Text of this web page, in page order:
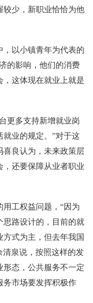
较少，新职业恰恰为他
，以小镇青年为代表的
的影响，他们的消费
这体现在就业上就是
更多支持新增就业岗
业的规定。”对于这
喜良认为，未来政策层
还要保障从业者职业
工权益问题，“因为
思路设计的，目前的就
式为主，但去年我国
清泉说，按照这样的发
形态，公共服务不一定
务市场要发挥积极作